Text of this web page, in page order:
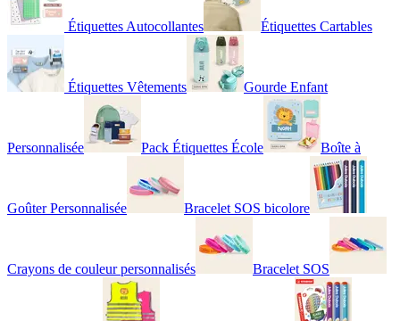
Étiquettes Autocollantes Étiquettes Cartables
Étiquettes Vêtements Gourde Enfant
Personnalisée Pack Étiquettes École Boîte à
Goûter Personnalisée Bracelet SOS bicolore
Crayons de couleur personnalisés Bracelet SOS